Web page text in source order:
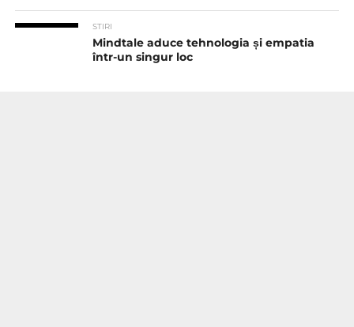
STIRI
Mindtale aduce tehnologia și empatia
într-un singur loc